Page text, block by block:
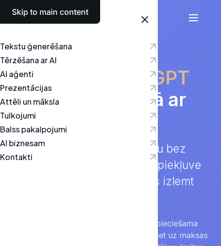
Skip to main content
Tekstu ģenerēšana
Tērzēšana ar AI
AI aģenti
Prezentācijas
Attēli un māksla
Tulkojumi
Balss pakalpojumi
AI biznesam
Kontakti
Izmēģiniet
ChatGPT
bez maksas
kopā ar
Textie
Pārbaudiet mūsu AI tērzēšanu bez
priekšapmaksas. Ierobežota piekļuve
ļauj izpētīt, ko tas spēj, pirms izlemt
Reģistrējieties tikai ar e‑pastu — nav nepieciešama
maksājumu informācija. Vēlāk varat pāriet uz maksas